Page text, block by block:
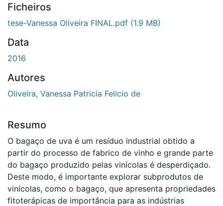
Ficheiros
tese-Vanessa Oliveira FINAL.pdf (1.9 MB)
Data
2016
Autores
Oliveira, Vanessa Patricia Felicio de
Resumo
O bagaço de uva é um resíduo industrial obtido a
partir do processo de fabrico de vinho e grande parte
do bagaço produzido pelas vinícolas é desperdiçado.
Deste modo, é importante explorar subprodutos de
vinícolas, como o bagaço, que apresenta propriedades
fitoterápicas de importância para as indústrias